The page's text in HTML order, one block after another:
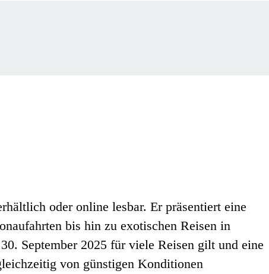
oder online lesbar. Er präsentiert eine
bis hin zu exotischen Reisen in
September 2025 für viele Reisen gilt und eine
von günstigen Konditionen